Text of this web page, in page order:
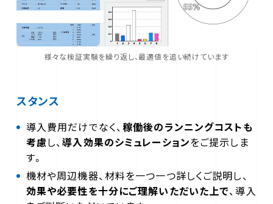
様々な検証実験を繰り返し、最適値を追い続けています
スタンス
導入費用だけでなく、稼働後のランニングコストも
考慮し、導入効果のシミュレーションをご提示しま
す。
機材や周辺機器、材料を一つ一つ詳しくご説明し、
効果や必要性を十分にご理解いただいた上で、導入